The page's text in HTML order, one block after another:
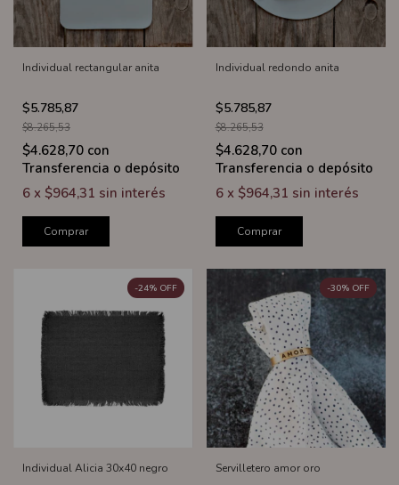
Individual rectangular anita
$5.785,87
$8.265,53
$4.628,70 con
Transferencia o depósito
6 x $964,31 sin interés
Comprar
Individual redondo anita
$5.785,87
$8.265,53
$4.628,70 con
Transferencia o depósito
6 x $964,31 sin interés
Comprar
Individual Alicia 30x40 negro
-24% OFF
Servilletero amor oro
-30% OFF